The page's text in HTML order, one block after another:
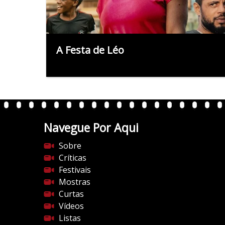
A Festa de Léo
Navegue Por Aqui
Sobre
Críticas
Festivais
Mostras
Curtas
Vídeos
Listas